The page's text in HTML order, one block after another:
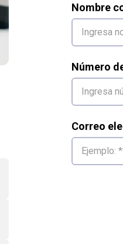
Nombre
Número
Correo